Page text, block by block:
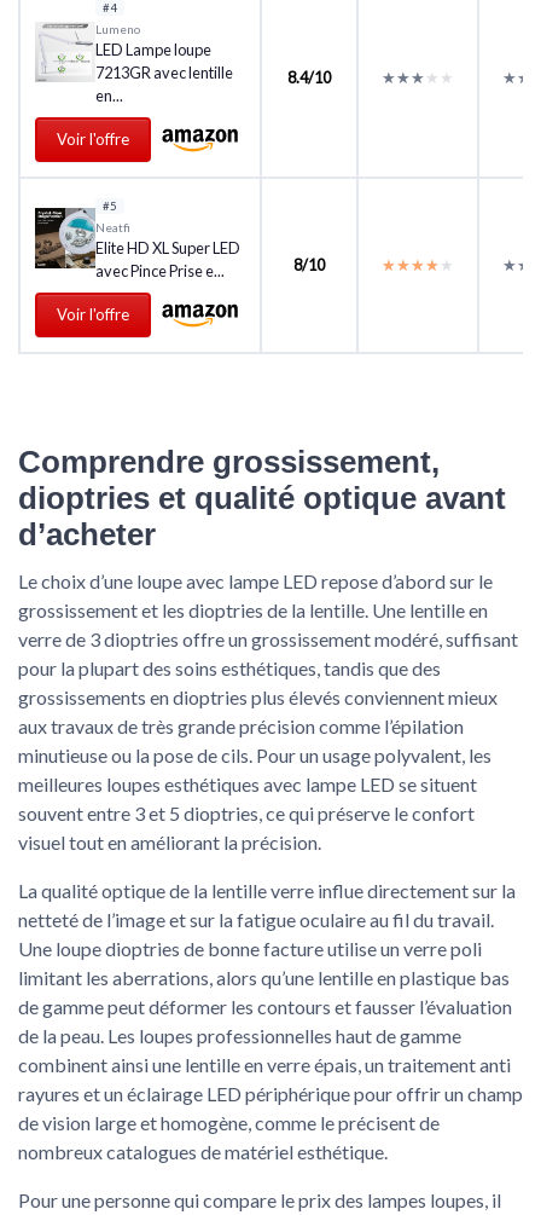
#4
Lumeno
LED Lampe loupe
7213GR avec lentille
en...
Voir l'offre
8.4/10 ★★★★★
★★★★★
#5
Neatfi
Elite HD XL Super LED
avec Pince Prise e...
Voir l'offre
8/10 ★★★★★
★★★★★
Comprendre grossissement,
dioptries et qualité optique avant
d’acheter
Le choix d’une loupe avec lampe LED repose d’abord sur le
grossissement et les dioptries de la lentille. Une lentille en
verre de 3 dioptries offre un grossissement modéré, suffisant
pour la plupart des soins esthétiques, tandis que des
grossissements en dioptries plus élevés conviennent mieux
aux travaux de très grande précision comme l’épilation
minutieuse ou la pose de cils. Pour un usage polyvalent, les
meilleures loupes esthétiques avec lampe LED se situent
souvent entre 3 et 5 dioptries, ce qui préserve le confort
visuel tout en améliorant la précision.
La qualité optique de la lentille verre influe directement sur la
netteté de l’image et sur la fatigue oculaire au fil du travail.
Une loupe dioptries de bonne facture utilise un verre poli
limitant les aberrations, alors qu’une lentille en plastique bas
de gamme peut déformer les contours et fausser l’évaluation
de la peau. Les loupes professionnelles haut de gamme
combinent ainsi une lentille en verre épais, un traitement anti
rayures et un éclairage LED périphérique pour offrir un champ
de vision large et homogène, comme le précisent de
nombreux catalogues de matériel esthétique.
Pour une personne qui compare le prix des lampes loupes, il